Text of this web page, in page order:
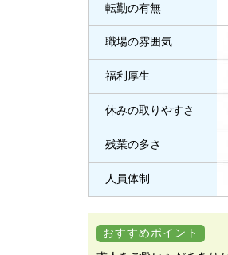
転勤の有無
職場の雰囲気
福利厚生
休みの取りやすさ
残業の多さ
人員体制
おすすめポイント